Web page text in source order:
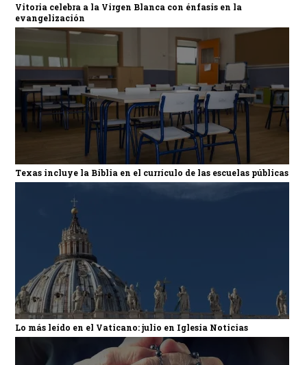
Vitoria celebra a la Virgen Blanca con énfasis en la
evangelización
Texas incluye la Biblia en el currículo de las escuelas públicas
Lo más leído en el Vaticano: julio en Iglesia Noticias